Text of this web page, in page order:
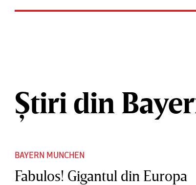
Știri din
BAYERN MUNCHEN
Fabulos! Gigantul din Europa